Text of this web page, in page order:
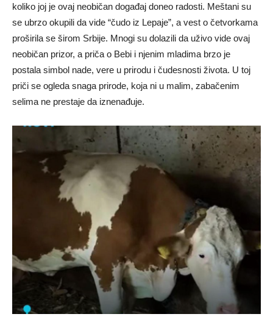
koliko joj je ovaj neobičan događaj doneo radosti. Meštani su
se ubrzo okupili da vide “čudo iz Lepaje”, a vest o četvorkama
proširila se širom Srbije. Mnogi su dolazili da uživo vide ovaj
neobičan prizor, a priča o Bebi i njenim mladima brzo je
postala simbol nade, vere u prirodu i čudesnosti života. U toj
priči se ogleda snaga prirode, koja ni u malim, zabačenim
selima ne prestaje da iznenađuje.